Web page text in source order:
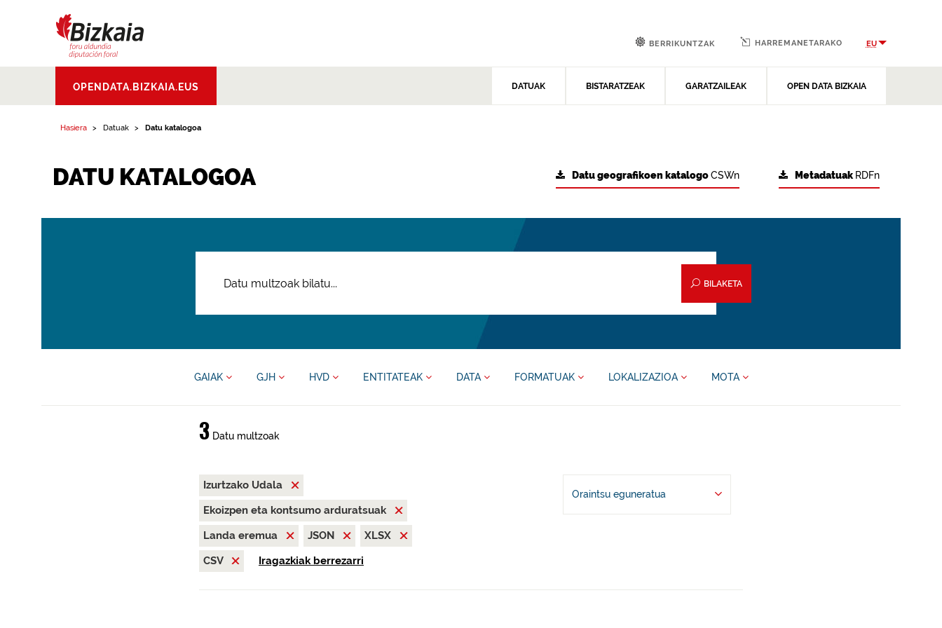
Aldundia.Diputacion
Foral de Bizkaia
OPENDATA.BIZKAIA.EUS DATUAK BISTARATZEAK GARATZAILEAK OPEN DATA BIZKAIA
BERRIKUNTZAK HARREMANETARAKO EU
Hasiera Datuak Datu katalogoa
DATU KATALOGOA Metadatuak RDFn
Datu geografikoen katalogoCSWn
BILAKETA
GAIAK GJH HVD ENTITATEAK DATA FORMATUAK LOKALIZAZIOA MOTA
3Datu multzoak
Izurtzako Udala
Ekoizpen eta kontsumo arduratsuak
Landa eremua
JSON
XLSX
CSV
Iragazkiak berrezarri
Oraintsu eguneratua